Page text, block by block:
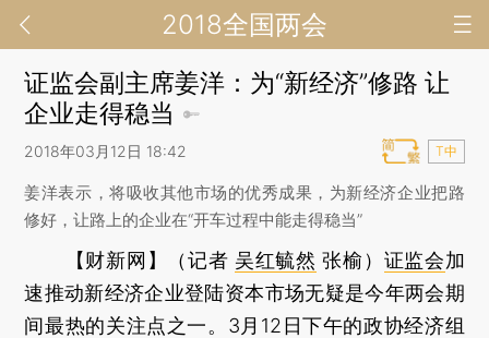
2018全国两会
证监会副主席姜洋：为“新经济”修路 让
企业走得稳当
2018年03月12日 18:42 T中
姜洋表示，将吸收其他市场的优秀成果，为新经济企业把路
修好，让路上的企业在“开车过程中能走得稳当”
【财新网】（记者 吴红毓然 张榆） 证监会加
速推动新经济企业登陆资本市场无疑是今年两会期
间最热的关注点之一。3月12日下午的政协经济组